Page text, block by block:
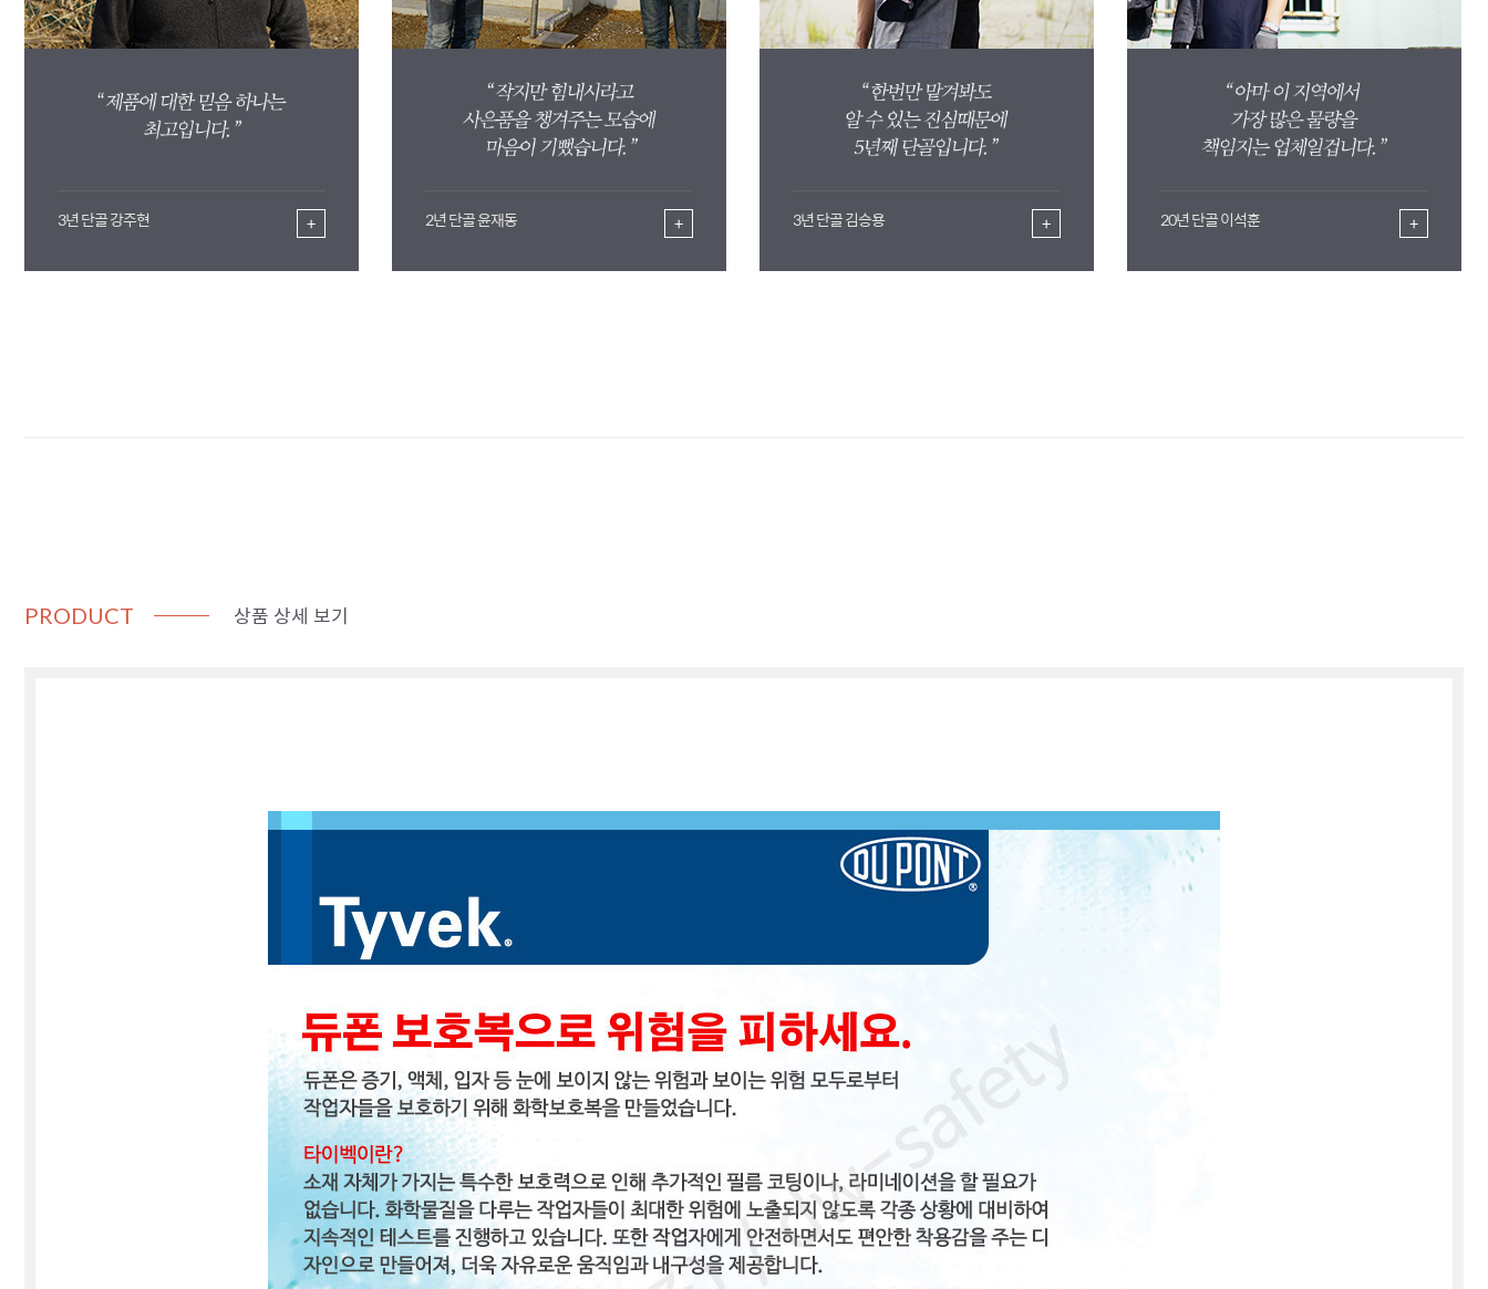
3년 단골 강주현 + 2년 단골 윤재동 + 3년 단골 김승용 + 20년 단골 이석훈 +
PRODUCT 상품 상세 보기